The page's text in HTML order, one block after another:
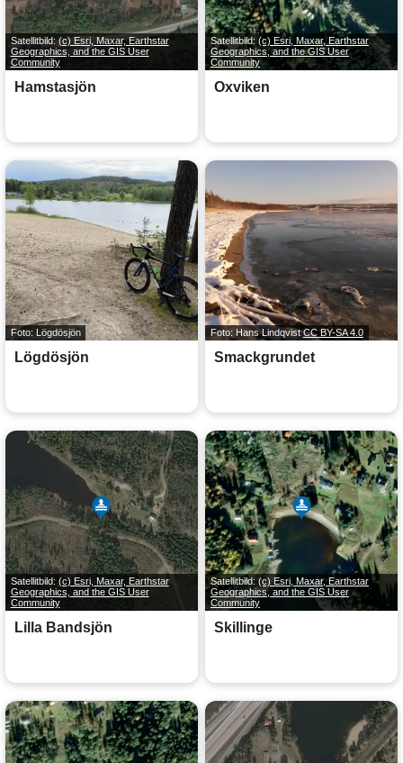
Satellitbild: (c) Esri, Maxar, Earthstar
Geographics, and the GIS User
Community
Hamstasjön
Satellitbild: (c) Esri, Maxar, Earthstar
Geographics, and the GIS User
Community
Oxviken
Foto: Lögdösjön
Lögdösjön
Foto: Hans LindqvistCC BY-SA 4.0
Smackgrundet
Satellitbild: (c) Esri, Maxar, Earthstar
Geographics, and the GIS User
Community
Lilla Bandsjön
Satellitbild: (c) Esri, Maxar, Earthstar
Geographics, and the GIS User
Community
Skillinge